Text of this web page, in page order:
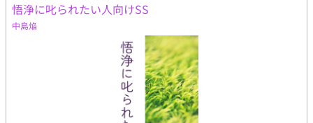
悟浄に叱られたい人向けSS
中島焔